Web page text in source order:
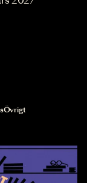
Övrigt